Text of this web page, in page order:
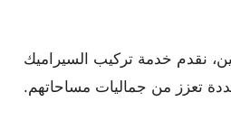
نقدم خدمة تركيب السيراميك
تعزز من جماليات مساحاتهم.